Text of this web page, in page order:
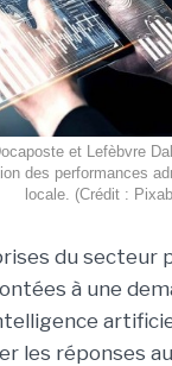
et Lefèbvre
des performances
locale. (Crédit :
du secteur
à une
les réponses